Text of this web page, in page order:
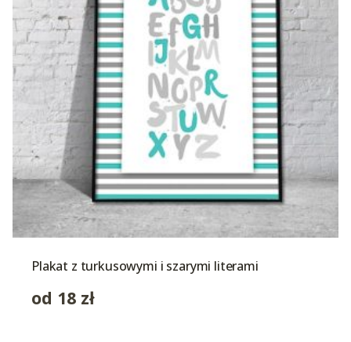
Plakat z turkusowymi i szarymi literami
od 18 zł